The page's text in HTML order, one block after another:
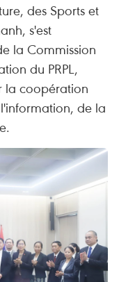
des Sports et
s'est
la Commission
du PRPL,
la coopération
de la